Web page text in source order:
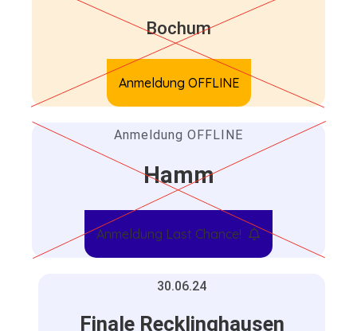
Bochum
Anmeldung OFFLINE
Anmeldung OFFLINE
Hamm
Anmeldung Last Chance!
30.06.24
Finale Recklinghausen